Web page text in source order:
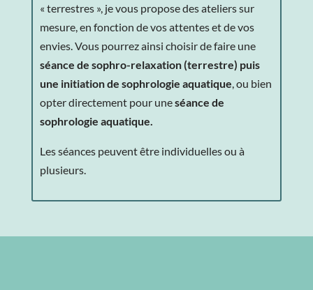
« terrestres », je vous propose des ateliers sur
mesure, en fonction de vos attentes et de vos
envies. Vous pourrez ainsi choisir de faire une
séance de sophro-relaxation (terrestre) puis
une initiation de sophrologie aquatique, ou bien
opter directement pour uneséance de
sophrologie aquatique.
Les séances peuvent être individuelles ou à
plusieurs.